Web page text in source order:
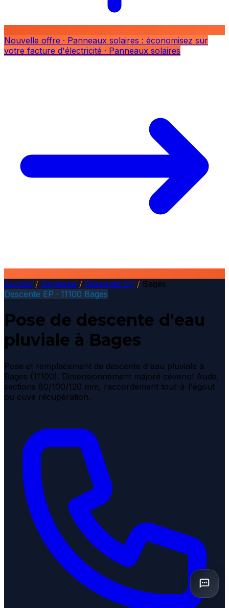
Nouvelle offre · Panneaux solaires : économisez sur
votre facture d'électricité · Panneaux solaires
Accueil / Zinguerie / Descente EP / Bages
Descente EP · 11100 Bages
Pose de descente d'eau
pluviale à Bages
Pose et remplacement de descente d'eau pluviale à
Bages (11100). Dimensionnement majoré cévenol Aude,
sections 80/100/120 mm, raccordement tout-à-l'égout
ou cuve récupération.